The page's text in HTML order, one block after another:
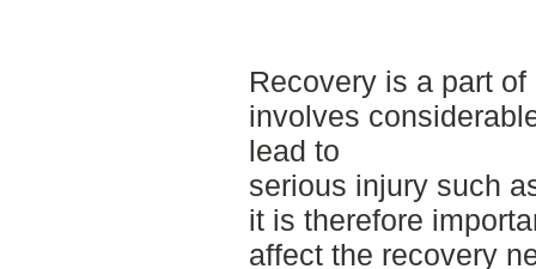
Recovery is a part
involves
lead to
serious injury such
it is therefore
affect the recovery